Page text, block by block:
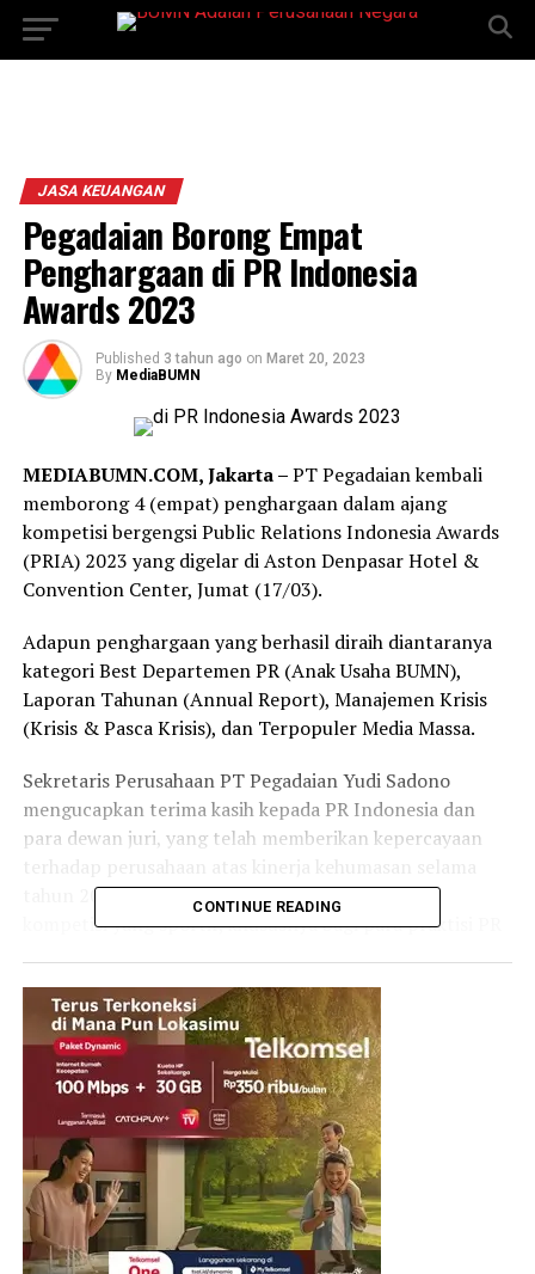
JASA KEUANGAN
Pegadaian Borong Empat
Penghargaan di PR Indonesia
Awards 2023
Published 3 tahun ago on Maret 20, 2023
By MediaBUMN
MEDIABUMN.COM, Jakarta –PT Pegadaian kembali
memborong 4 (empat) penghargaan dalam ajang
kompetisi bergengsi Public Relations Indonesia Awards
(PRIA) 2023 yang digelar di Aston Denpasar Hotel &
Convention Center, Jumat (17/03).
Adapun penghargaan yang berhasil diraih diantaranya
kategori Best Departemen PR (Anak Usaha BUMN),
Laporan Tahunan (Annual Report), Manajemen Krisis
(Krisis & Pasca Krisis), dan Terpopuler Media Massa.
Sekretaris Perusahaan PT Pegadaian Yudi Sadono
mengucapkan terima kasih kepada PR Indonesia dan
para dewan juri, yang telah memberikan kepercayaan
tahun 2022. Menurut Yudi, PRIA menjadi ajang
kompetisi yang sportif, khususnya bagi para praktisi PR
mengukur seberapa besar kemampuan seorang PR
dalam menyusun maupun menjalankan strategi
komunikasi perusahaan yang baik.
“Saya mengucapkan terima kasih sebesar-besarnya
kepada PR Indonesia atas apresiasi yang diberikan
kepada Pegadaian. Insya Allah penghargaan yang
berhasil di raih pada tahun ini, dapat terus memotivasi
tim komunikasi perusahaan untuk berkarya, dan
berusaha menjalankan tugas fungsinya sebagai garda
terdepan, khususnya untuk menjaga citra perusahaan
CONTINUE READING